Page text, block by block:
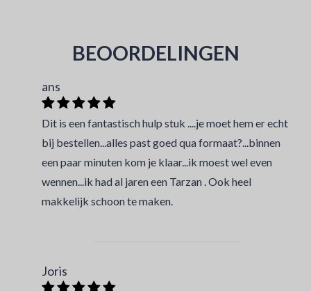
BEOORDELINGEN
ans
Dit is een fantastisch hulp stuk ....je moet hem er echt
bij bestellen...alles past goed qua formaat?...binnen
een paar minuten kom je klaar...ik moest wel even
wennen...ik had al jaren een Tarzan . Ook heel
makkelijk schoon te maken.
Joris